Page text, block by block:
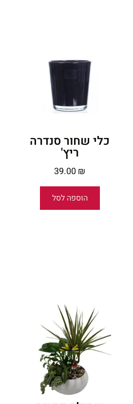
כלי שחור סנדרה
ריץ'
39.00 ₪
הוספה לסל